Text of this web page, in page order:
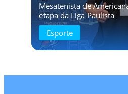
Mesatenista de
etapa da Liga Paulista
Esporte